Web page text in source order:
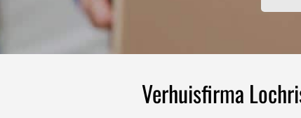
Verhuisfirma